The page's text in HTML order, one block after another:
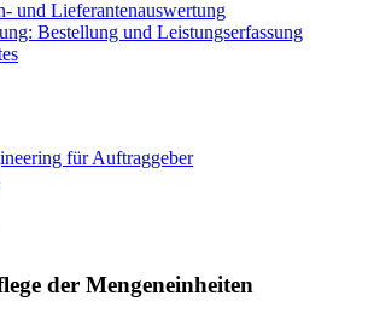
und Lieferantenauswertung
Bestellung und Leistungserfassung
für Auftraggeber
der Mengeneinheiten